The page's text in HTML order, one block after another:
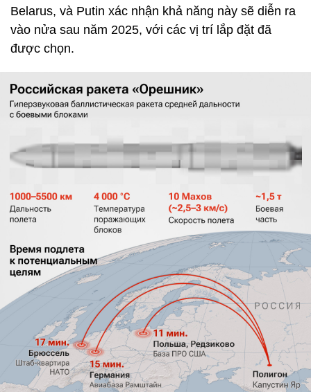
Belarus, và Putin xác nhận khả năng này sẽ diễn ra
vào nửa sau năm 2025, với các vị trí lắp đặt đã
được chọn.